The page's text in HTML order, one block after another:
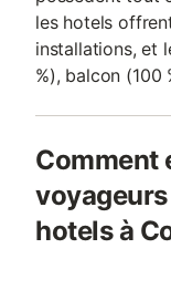
les hotels
installations, et
%), balcon (100
Comment
hotels à